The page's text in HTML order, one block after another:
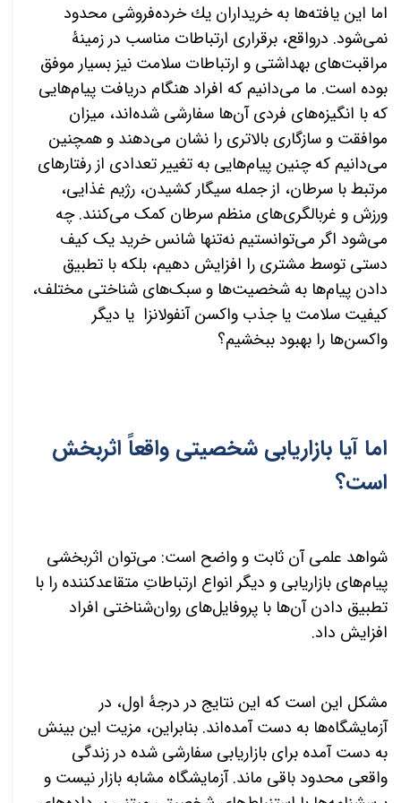
اما این یافتهها به خریداران یك خردهفروشی محدود
نمیشود. درواقع، برقراری ارتباطات مناسب در زمینۀ
مراقبتهای بهداشتی و ارتباطات سلامت نیز بسیار موفق
بوده است. ما میدانیم که افراد هنگام دریافت پیامهایی
که با انگیزههای فردی آنها سفارشی شدهاند، میزان
موافقت و سازگاری بالاتری را نشان میدهند و همچنین
میدانیم که چنین پیامهایی به تغییر تعدادی از رفتارهای
مرتبط با سرطان، از جمله سیگار کشیدن، رژیم غذایی،
ورزش و غربالگریهای منظم سرطان کمک میکنند. چه
میشود اگر میتوانستیم نهتنها شانس خرید یک کیف
دستی توسط مشتری را افزایش دهیم، بلکه با تطبیق
دادن پیامها به شخصیتها و سبکهای شناختی مختلف،
کیفیت سلامت یا جذب واکسن آنفولانزا یا دیگر
واکسنها را بهبود ببخشیم؟
اما آیا بازاریابی شخصیتی واقعاً اثربخش
است؟
شواهد علمی آن ثابت و واضح است: میتوان اثربخشی
پیامهای بازاریابی و دیگر انواع ارتباطاتِ متقاعدکننده را با
تطبیق دادن آنها با پروفایلهای روان‌شناختی افراد
افزایش داد.
مشکل این است که این نتایج در درجۀ اول، در
آزمایشگاهها به دست آمدهاند. بنابراین، مزیت این بینش
به دست آمده برای بازاریابی سفارشی شده در زندگی
واقعی محدود باقی ماند. آزمایشگاه مشابه بازار نیست و